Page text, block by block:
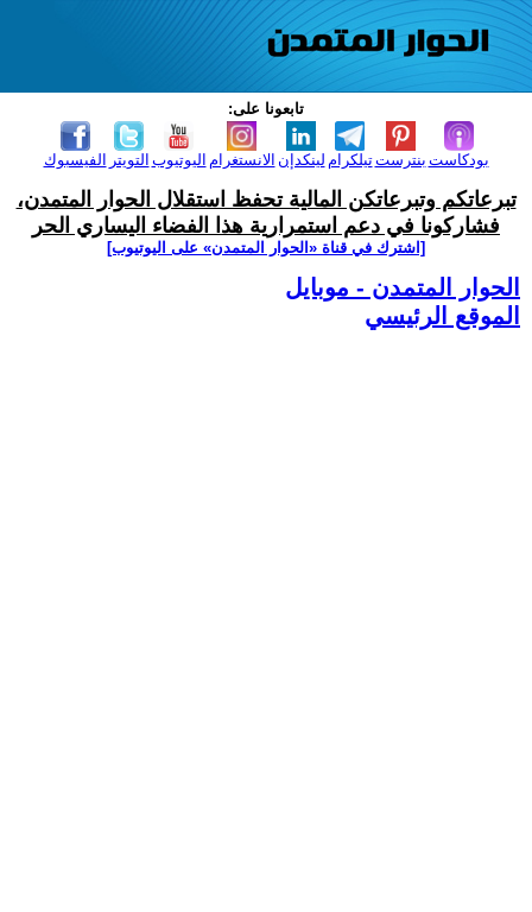
تابعونا على:
الفيسبوك التويتر اليوتيوب الانستغرام لينكدإن تيلكرامبنترست بودكاست
تبرعاتكم وتبرعاتكن المالية تحفظ استقلال الحوار المتمدن،
فشاركونا في دعم استمرارية هذا الفضاء اليساري الحر
[اشترك في قناة ‫«الحوار المتمدن» على اليوتيوب]
الحوار المتمدن - موبايل
الموقع الرئيسي